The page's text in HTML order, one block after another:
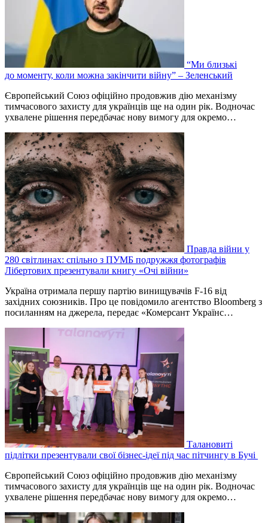
“Ми близькі
до моменту, коли можна закінчити війну” – Зеленський
Європейський Союз офіційно продовжив дію механізму
тимчасового захисту для українців ще на один рік. Водночас
ухвалене рішення передбачає нову вимогу для окремо…
Правда війни у
280 світлинах: спільно з ПУМБ подружжя фотографів
Лібертових презентували книгу «Очі війни»
Україна отримала першу партію винищувачів F-16 від
західних союзників. Про це повідомило агентство Bloomberg з
посиланням на джерела, передає «Комерсант Українс…
Талановиті
підлітки презентували свої бізнес-ідеї під час пітчингу в Бучі
Європейський Союз офіційно продовжив дію механізму
тимчасового захисту для українців ще на один рік. Водночас
ухвалене рішення передбачає нову вимогу для окремо…